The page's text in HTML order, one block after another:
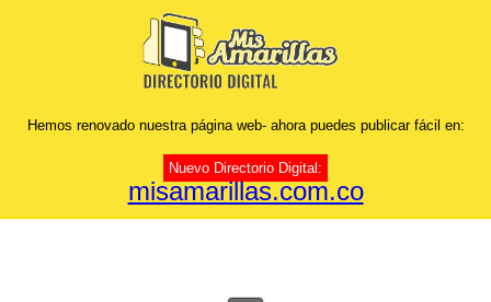
Hemos renovado nuestra página web- ahora puedes publicar fácil en:
Nuevo Directorio Digital:
misamarillas.com.co